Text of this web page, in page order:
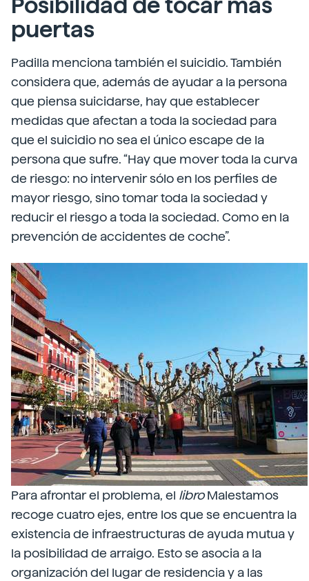
Posibilidad de tocar más
puertas
Padilla menciona también el suicidio. También
considera que, además de ayudar a la persona
que piensa suicidarse, hay que establecer
medidas que afectan a toda la sociedad para
que el suicidio no sea el único escape de la
persona que sufre. “Hay que mover toda la curva
de riesgo: no intervenir sólo en los perfiles de
mayor riesgo, sino tomar toda la sociedad y
reducir el riesgo a toda la sociedad. Como en la
prevención de accidentes de coche”.
Para afrontar el problema, el libroMalestamos
recoge cuatro ejes, entre los que se encuentra la
existencia de infraestructuras de ayuda mutua y
la posibilidad de arraigo. Esto se asocia a la
organización del lugar de residencia y a las